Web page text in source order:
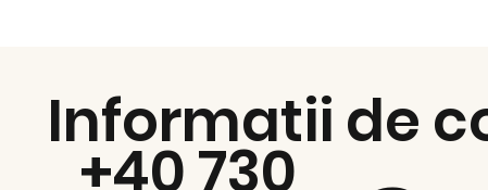
Informatii de
+40 730